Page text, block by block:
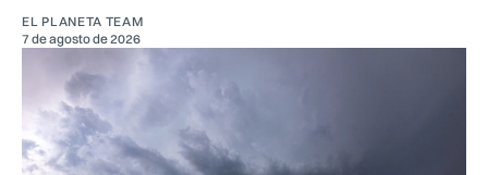
EL PLANETA TEAM
7 de agosto de 2026